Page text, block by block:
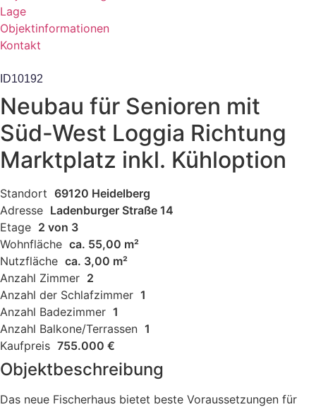
Lage
Objektinformationen
Kontakt
ID10192
Neubau für Senioren mit
Süd-West Loggia Richtung
Marktplatz inkl. Kühloption
Standort 69120 Heidelberg
Adresse Ladenburger Straße 14
Etage 2 von 3
Wohnfläche ca. 55,00 m²
Nutzfläche ca. 3,00 m²
Anzahl Zimmer 2
Anzahl der Schlafzimmer 1
Anzahl Badezimmer 1
Anzahl Balkone/Terrassen 1
Kaufpreis 755.000 €
Objektbeschreibung
Das neue Fischerhaus bietet beste Voraussetzungen für